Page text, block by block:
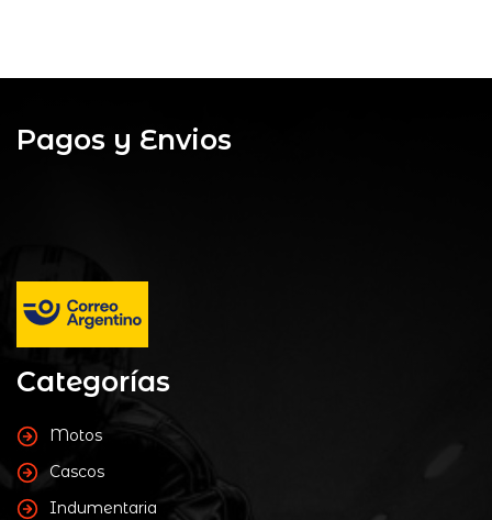
Pagos y Envios
Categorías
Motos
Cascos
Indumentaria